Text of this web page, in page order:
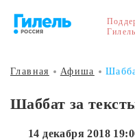
Гилель
Главная Афиша
Шаббат за
14 декабря 2018